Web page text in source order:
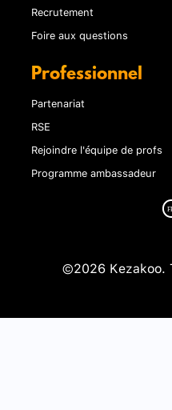
Recrutement
Foire aux questions
Professionnel
Partenariat
RSE
Rejoindre l'équipe de profs
Programme ambassadeur
©2026 Kezakoo.